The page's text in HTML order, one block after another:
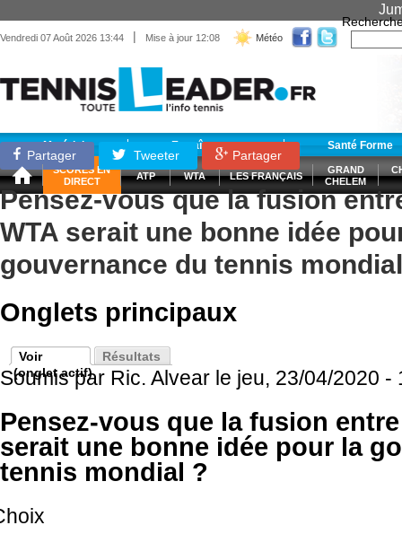
Vendredi 07 Août 2026 13:44 | Mise à jour 12:08 Météo
Matériel Entraînement Santé Forme
SCORES EN
DIRECT
ATP WTA LES FRANÇAIS
GRAND
CHELEM
Partager Tweeter Partager
Pensez-vous que la fusion
WTA serait une bonne idée
gouvernance du tennis
Onglets principaux
Voir
(onglet actif)
Résultats
Soumis par Ric. Alvear le jeu, 23/04/2020 -
Pensez-vous que la fusion
serait une bonne idée pour la
tennis mondial ?